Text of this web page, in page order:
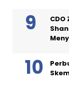
CDO